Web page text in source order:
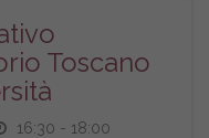
Toscano
16:30 - 18:00